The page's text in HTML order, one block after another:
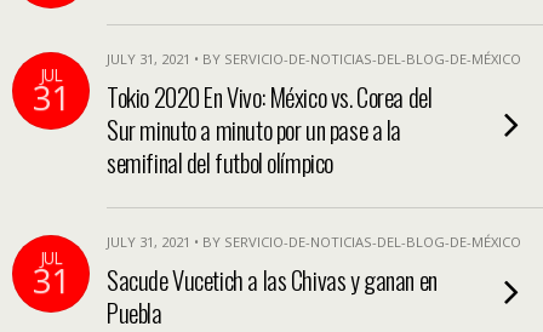
JUL
31
JULY 31, 2021 • BY SERVICIO-DE-NOTICIAS-DEL-BLOG-DE-MÉXICO
Tokio 2020 En Vivo: México vs. Corea del
Sur minuto a minuto por un pase a la
semifinal del futbol olímpico
JUL
31
JULY 31, 2021 • BY SERVICIO-DE-NOTICIAS-DEL-BLOG-DE-MÉXICO
Sacude Vucetich a las Chivas y ganan en
Puebla